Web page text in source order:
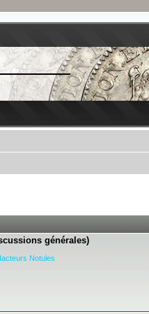
générales)
Notules